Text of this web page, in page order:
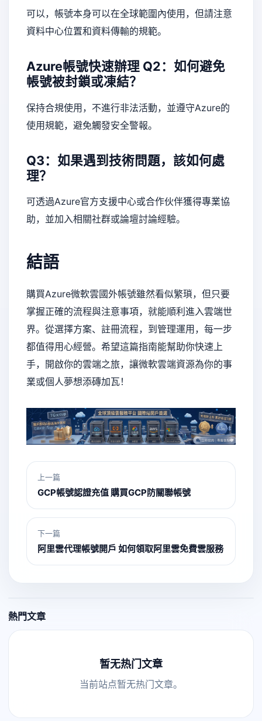
可以，帳號本身可以在全球範圍內使用，但請注意
資料中心位置和資料傳輸的規範。
Azure帳號快速辦理 Q2：如何避免
帳號被封鎖或凍結？
保持合規使用，不進行非法活動，並遵守Azure的
使用規範，避免觸發安全警報。
Q3：如果遇到技術問題，該如何處
理？
可透過Azure官方支援中心或合作伙伴獲得專業協
助，並加入相關社群或論壇討論經驗。
結語
購買Azure微軟雲國外帳號雖然看似繁瑣，但只要
掌握正確的流程與注意事項，就能順利進入雲端世
界。從選擇方案、註冊流程，到管理運用，每一步
都值得用心經營。希望這篇指南能幫助你快速上
手，開啟你的雲端之旅，讓微軟雲端資源為你的事
業或個人夢想添磚加瓦！
上一篇
GCP帳號認證充值 購買GCP防關聯帳號
下一篇
阿里雲代理帳號開戶 如何領取阿里雲免費雲服務
熱門文章
暂无热门文章
当前站点暂无热门文章。